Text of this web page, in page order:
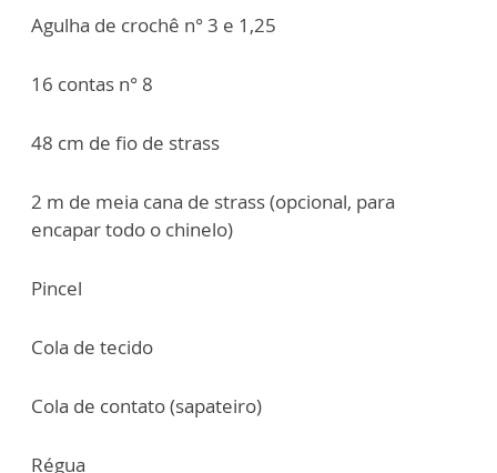
Agulha de crochê n° 3 e 1,25
16 contas n° 8
48 cm de fio de strass
2 m de meia cana de strass (opcional, para
encapar todo o chinelo)
Pincel
Cola de tecido
Cola de contato (sapateiro)
Régua